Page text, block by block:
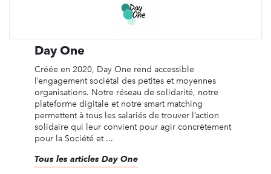
Day One
Créée en 2020, Day One rend accessible
l’engagement sociétal des petites et moyennes
organisations. Notre réseau de solidarité, notre
plateforme digitale et notre smart matching
permettent à tous les salariés de trouver l’action
solidaire qui leur convient pour agir concrètement
pour la Société et ...
Tous les articles Day One